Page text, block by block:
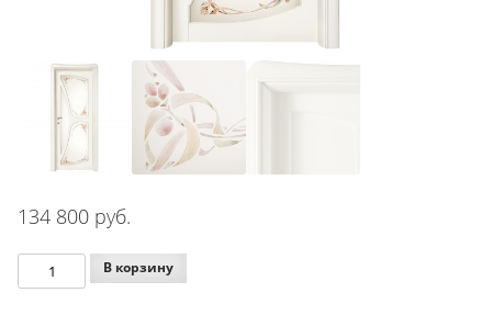
134 800 руб.
Количество
Legnoform
В корзину